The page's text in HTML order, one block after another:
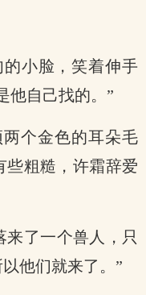
小脸，笑着伸手
他自己找的。”
个金色的耳朵毛
些粗糙，许霜辞爱
来了一个兽人，只
他们就来了。”